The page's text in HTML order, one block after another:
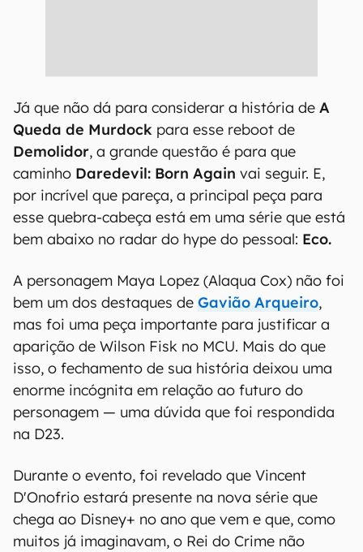
Já que não dá para considerar a história de A
Queda de Murdock para esse reboot de
Demolidor, a grande questão é para que
caminho Daredevil: Born Again vai seguir. E,
por incrível que pareça, a principal peça para
esse quebra-cabeça está em uma série que está
bem abaixo no radar do hype do pessoal: Eco.
A personagem Maya Lopez (Alaqua Cox) não foi
bem um dos destaques de Gavião Arqueiro,
mas foi uma peça importante para justificar a
aparição de Wilson Fisk no MCU. Mais do que
isso, o fechamento de sua história deixou uma
enorme incógnita em relação ao futuro do
personagem — uma dúvida que foi respondida
na D23.
Durante o evento, foi revelado que Vincent
D'Onofrio estará presente na nova série que
chega ao Disney+ no ano que vem e que, como
muitos já imaginavam, o Rei do Crime não